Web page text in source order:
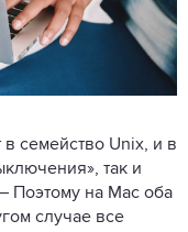
в семейство Unix, и в
так и
Поэтому на Mac оба
случае все